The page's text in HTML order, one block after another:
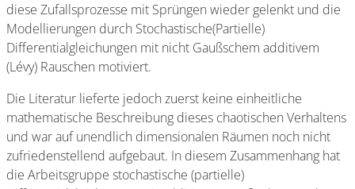
diese Zufallsprozesse mit Sprüngen wieder gelenkt und die
Modellierungen durch Stochastische(Partielle)
Differentialgleichungen mit nicht Gaußschem additivem
(Lévy) Rauschen motiviert.
Die Literatur lieferte jedoch zuerst keine einheitliche
mathematische Beschreibung dieses chaotischen Verhaltens
und war auf unendlich dimensionalen Räumen noch nicht
zufriedenstellend aufgebaut. In diesem Zusammenhang hat
die Arbeitsgruppe stochastische (partielle)